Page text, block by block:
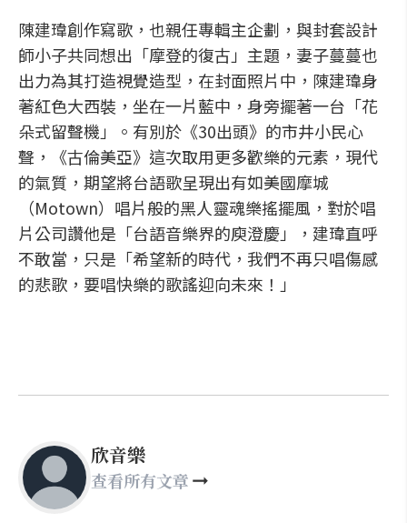
陳建瑋創作寫歌，也親任專輯主企劃，與封套設計
師小子共同想出「摩登的復古」主題，妻子蔓蔓也
出力為其打造視覺造型，在封面照片中，陳建瑋身
著紅色大西裝，坐在一片藍中，身旁擺著一台「花
朵式留聲機」。有別於《30出頭》的市井小民心
聲，《古倫美亞》這次取用更多歡樂的元素，現代
的氣質，期望將台語歌呈現出有如美國摩城
（Motown）唱片般的黑人靈魂樂搖擺風，對於唱
片公司讚他是「台語音樂界的庾澄慶」，建瑋直呼
不敢當，只是「希望新的時代，我們不再只唱傷感
的悲歌，要唱快樂的歌謠迎向未來！」
欣音樂
查看所有文章